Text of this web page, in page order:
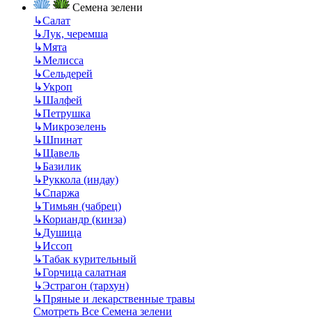
Семена зелени
↳Салат
↳Лук, черемша
↳Мята
↳Мелисса
↳Сельдерей
↳Укроп
↳Шалфей
↳Петрушка
↳Микрозелень
↳Шпинат
↳Щавель
↳Базилик
↳Руккола (индау)
↳Спаржа
↳Тимьян (чабрец)
↳Кориандр (кинза)
↳Душица
↳Иссоп
↳Табак курительный
↳Горчица салатная
↳Эстрагон (тархун)
↳Пряные и лекарственные травы
Смотреть Все Семена зелени